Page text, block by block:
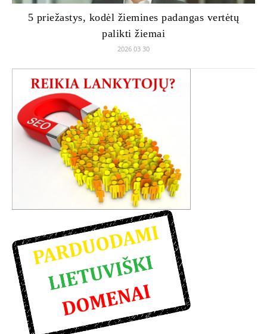
5 priežastys, kodėl žiemines padangas vertėtų
palikti žiemai
2026 03 30